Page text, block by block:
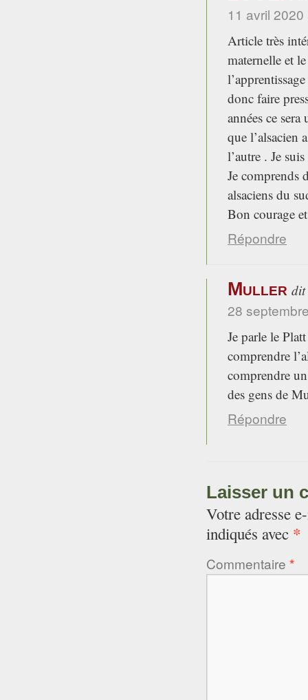
11 avril
Article très
maternelle et
donc faire
années ce
que l’alsacien
l’autre . Je
Je comprends
alsaciens du
Bon courage
Répondre
Muller
28
Je parle le
comprendre
comprendre
des gens de
Répondre
Laisser un
Votre adresse
indiqués avec *
Commentaire *